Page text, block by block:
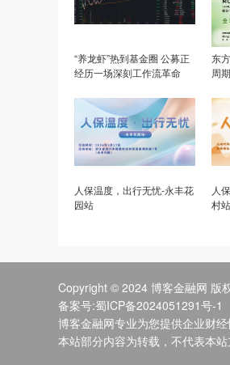
“养龙虾”热到基金圈 公募正
经历一场深刻工作流革命
东
周
人保温度，出行无忧-永丰花
园站
人
村站
Copyright © 2024 博客金融网 版
备案号:蜀ICP备2024051291号-1
博客金融网专业为您提供企业财
本站部分内容为转载，不代表本站